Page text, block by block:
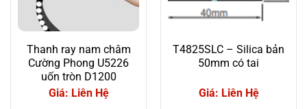
Thanh ray nam châm
Cường Phong U5226
uốn tròn D1200
Giá: Liên Hệ
T4825SLC – Silica bản
50mm có tai
Giá: Liên Hệ